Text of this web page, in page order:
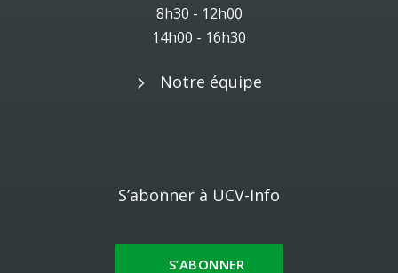
8h30 - 12h00
14h00 - 16h30
Notre équipe
S’abonner à UCV-Info
S’ABONNER